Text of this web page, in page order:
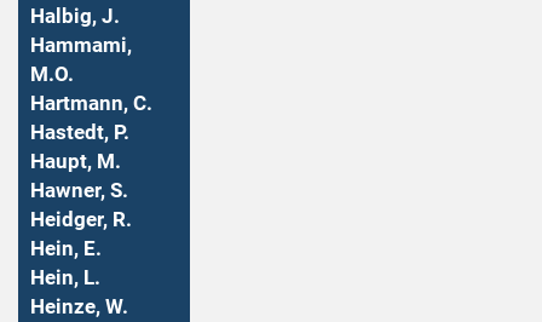
Halbig, J.
Hammami,
M.O.
Hartmann, C.
Hastedt, P.
Haupt, M.
Hawner, S.
Heidger, R.
Hein, E.
Hein, L.
Heinze, W.